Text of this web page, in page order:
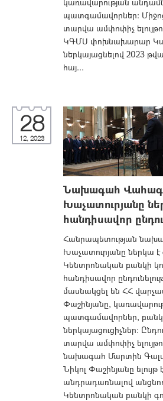
պատգամավորներ:
տարվա ամփոփիչ
ԿԳՄՍ փոխնախարար
ներկայացնելով 2023
հայ...
28
12, 2023
Նախագահ
Խաչատուրյանը
հանդիսավոր
Հանրապետության
Խաչատուրյանը ներկա է
Կենտրոնական բանկի
հանդիսավոր
մասնակցել են ՀՀ
Փաշինյանը,
պատգամավորներ,
ներկայացուցիչներ:
տարվա ամփոփիչ
նախագահ Մարտին
Նիկոլ Փաշինյանը ելույթ
անդրադառնալով
Կենտրոնական բանկի